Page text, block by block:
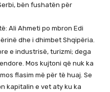
bën fushatën për
Ali Ahmeti po mbron Edi
dhe i dhimbet Shqipëria.
e industrisë, turizmi; dega
Mos kujtoni që nuk ka
flasim më për të huaj. Se
kapitalin e vet aty ku ka